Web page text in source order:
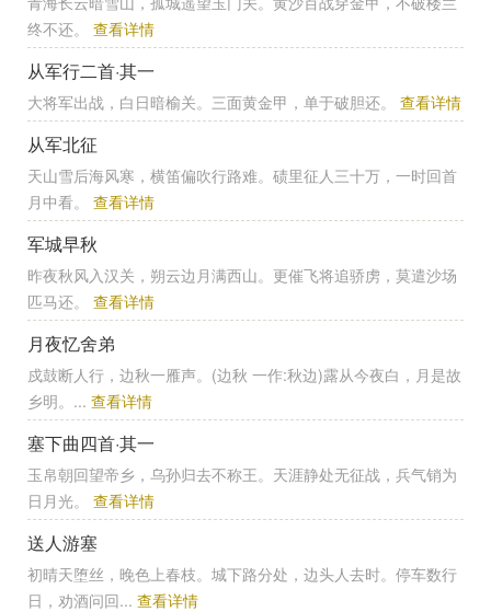
终不还。 查看详情
从军行二首·其一
大将军出战，白日暗榆关。三面黄金甲，单于破胆还。 查看详情
从军北征
天山雪后海风寒，横笛偏吹行路难。碛里征人三十万，一时回首
月中看。 查看详情
军城早秋
昨夜秋风入汉关，朔云边月满西山。更催飞将追骄虏，莫遣沙场
匹马还。 查看详情
月夜忆舍弟
戍鼓断人行，边秋一雁声。(边秋 一作:秋边)露从今夜白，月是故
乡明。... 查看详情
塞下曲四首·其一
玉帛朝回望帝乡，乌孙归去不称王。天涯静处无征战，兵气销为
日月光。 查看详情
送人游塞
初晴天堕丝，晚色上春枝。城下路分处，边头人去时。停车数行
日，劝酒问回... 查看详情